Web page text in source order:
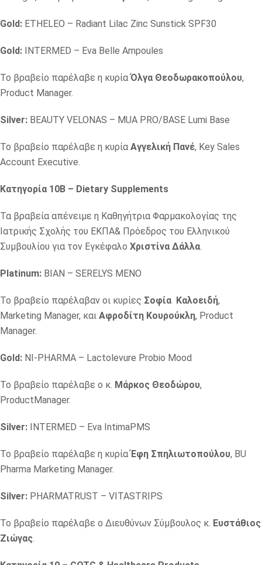
Gold: ETHELEO – Radiant Lilac Zinc Sunstick SPF30
Gold: INTERMED – Eva Belle Ampoules
Το βραβείο παρέλαβε η κυρίαΌλγα Θεοδωρακοπούλου,
Product Manager.
Silver: BEAUTY VELONAS – MUA PRO/BASE Lumi Base
Το βραβείο παρέλαβε η κυρία Αγγελική Πανέ, Key Sales
Account Executive.
Κατηγορία 10B – Dietary Supplements
Τα βραβεία απένειμε η Καθηγήτρια Φαρμακολογίας της
Ιατρικής Σχολής του ΕΚΠΑ& Πρόεδρος του Ελληνικού
Συμβουλίου για τον Εγκέφαλο Χριστίνα Δάλλα
Platinum: BIAN – SERELYS MENO
Το βραβείο παρέλαβαν οι κυρίες Σοφία Καλοειδή,
Marketing Manager, και Aφροδίτη Κουρούκλη, Product
Manager.
Gold: NI-PHARMA – Lactolevure Probio Mood
Το βραβείο παρέλαβε ο κ. Μάρκος Θεοδώρου,
ProductManager.
Silver: INTERMED – Eva IntimaPMS
Το βραβείο παρέλαβε η κυρίαΈφη Σπηλιωτοπούλου, BU
Pharma Marketing Manager.
Silver: PHARMATRUST – VITASTRIPS
Το βραβείο παρέλαβε o Διευθύνων Σύμβουλος κ. Ευστάθιος
Ζιώγας